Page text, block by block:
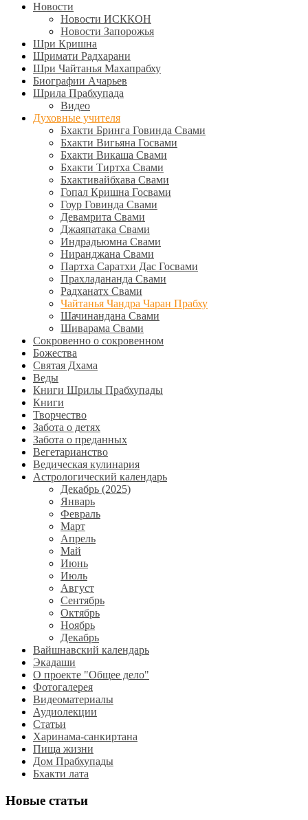
Новости
Новости ИСККОН
Новости Запорожья
Шри Кришна
Шримати Радхарани
Шри Чайтанья Махапрабху
Биографии Ачарьев
Шрила Прабхупада
Видео
Духовные учителя
Бхакти Бринга Говинда Свами
Бхакти Вигьяна Госвами
Бхакти Викаша Свами
Бхакти Тиртха Свами
Бхактивайбхава Свами
Гопал Кришна Госвами
Гоур Говинда Свами
Девамрита Свами
Джаяпатака Свами
Индрадьюмна Свами
Ниранджана Свами
Партха Саратхи Дас Госвами
Прахладананда Свами
Радханатх Свами
Чайтанья Чандра Чаран Прабху
Шачинандана Свами
Шиварама Свами
Сокровенно о сокровенном
Божества
Святая Дхама
Веды
Книги Шрилы Прабхупады
Книги
Творчество
Забота о детях
Забота о преданных
Вегетарианство
Ведическая кулинария
Астрологический календарь
Декабрь (2025)
Январь
Февраль
Март
Апрель
Май
Июнь
Июль
Август
Сентябрь
Октябрь
Ноябрь
Декабрь
Вайшнавский календарь
Экадаши
О проекте "Общее дело"
Фотогалерея
Видеоматериалы
Аудиолекции
Статьи
Харинама-санкиртана
Пища жизни
Дом Прабхупады
Бхакти лата
Новые статьи